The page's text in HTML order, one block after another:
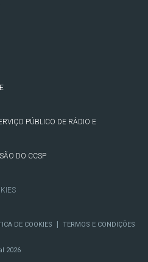
PÚBLICO DE RÁDIO E
DO CCSP
DE COOKIES | TERMOS E CONDIÇÕES
2026